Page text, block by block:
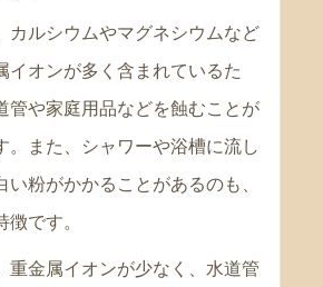
カルシウムやマグネシウムなど
イオンが多く含まれているた
管や家庭用品などを蝕むことが
。また、シャワーや浴槽に流し
い粉がかかることがあるのも、
です。
重金属イオンが少なく、水道管